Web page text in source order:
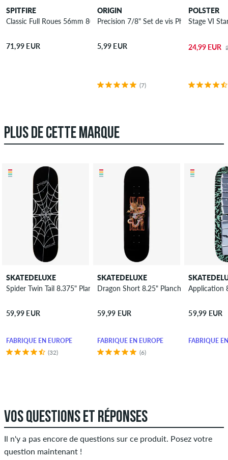
SPITFIRE
Classic Full Roues 56mm 80A 4 Pack
71,99 EUR
ORIGIN
Precision 7/8" Set de vis Phillips
5,99 EUR
(7)
POLSTER
Stage VI
24,99 EUR
PLUS DE CETTE MARQUE
SKATEDELUXE
Spider Twin Tail 8.375" Planche de skateboard
59,99 EUR
FABRIQUÉ EN EUROPE
(32)
SKATEDELUXE
Dragon Short 8.25" Planche de
59,99 EUR
FABRIQUÉ EN EUROPE
(6)
Application
59,99 EUR
FABRIQUÉ
VOS QUESTIONS ET RÉPONSES
Il n'y a pas encore de questions sur ce produit. Posez votre
question maintenant !